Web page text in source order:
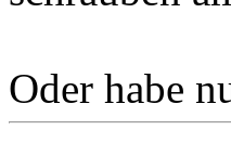
Oder habe